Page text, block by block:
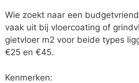
Wie zoekt naar een
vaak uit bij vloercoating of
gietvloer m2 voor beide types
€25 en €45.
Kenmerken: